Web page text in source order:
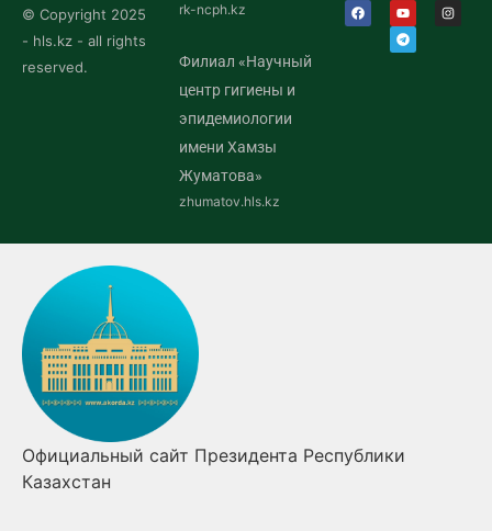
© Copyright 2025
- hls.kz - all rights
reserved.
rk-ncph.kz
Филиал «Научный
центр гигиены и
эпидемиологии
имени Хамзы
Жуматова»
zhumatov.hls.kz
Официальный сайт Президента Республики
Казахстан